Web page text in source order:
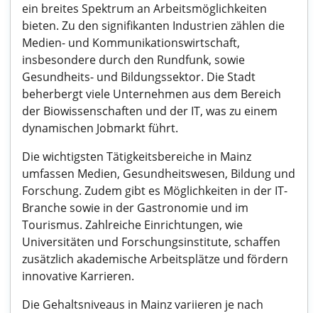
ein breites Spektrum an Arbeitsmöglichkeiten
bieten. Zu den signifikanten Industrien zählen die
Medien- und Kommunikationswirtschaft,
insbesondere durch den Rundfunk, sowie
Gesundheits- und Bildungssektor. Die Stadt
beherbergt viele Unternehmen aus dem Bereich
der Biowissenschaften und der IT, was zu einem
dynamischen Jobmarkt führt.
Die wichtigsten Tätigkeitsbereiche in Mainz
umfassen Medien, Gesundheitswesen, Bildung und
Forschung. Zudem gibt es Möglichkeiten in der IT-
Branche sowie in der Gastronomie und im
Tourismus. Zahlreiche Einrichtungen, wie
Universitäten und Forschungsinstitute, schaffen
zusätzlich akademische Arbeitsplätze und fördern
innovative Karrieren.
Die Gehaltsniveaus in Mainz variieren je nach